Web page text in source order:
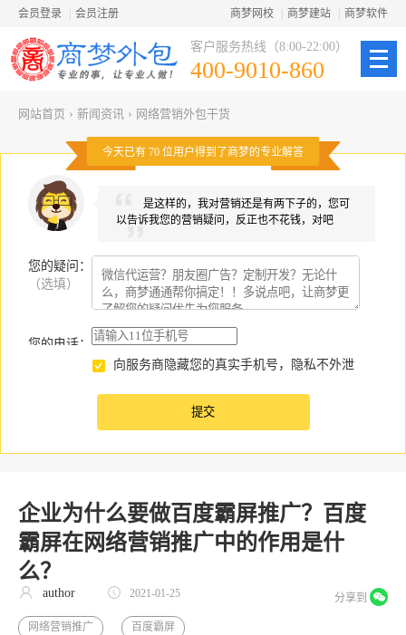
会员登录 会员注册 商梦网校 商梦建站 商梦软件
客户服务热线（8:00-22:00）
400-9010-860
网站首页 › 新闻资讯 › 网络营销外包干货
今天已有 70 位用户得到了商梦的专业解答
是这样的，我对营销还是有两下子的，您可
以告诉我您的营销疑问，反正也不花钱，对吧
您的疑问
（选填）
：
您的电话：
向服务商隐藏您的真实手机号，隐私不外泄
企业为什么要做百度霸屏推广？百度
霸屏在网络营销推广中的作用是什
么？
分享到
author 2021-01-25
网络营销推广 百度霸屏